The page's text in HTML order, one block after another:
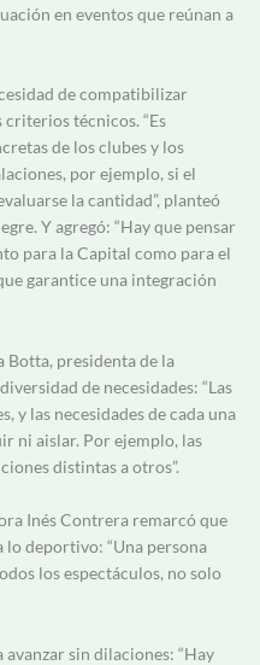
en eventos que reúnan a
de compatibilizar
técnicos. “Es
de los clubes y los
por ejemplo, si el
la cantidad”, planteó
Y agregó: “Hay que pensar
para la Capital como para el
garantice una integración
Botta, presidenta de la
de necesidades: “Las
y las necesidades de cada una
ni aislar. Por ejemplo, las
distintas a otros”.
Inés Contrera remarcó que
deportivo: “Una persona
los espectáculos, no solo
sin dilaciones: “Hay